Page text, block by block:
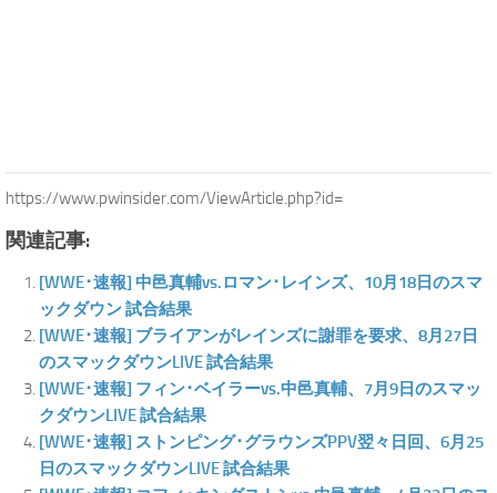
https://www.pwinsider.com/ViewArticle.php?id=
関連記事:
[WWE･速報] 中邑真輔vs.ロマン･レインズ、10月18日のスマ
ックダウン 試合結果
[WWE･速報] ブライアンがレインズに謝罪を要求、8月27日
のスマックダウンLIVE 試合結果
[WWE･速報] フィン･ベイラーvs.中邑真輔、7月9日のスマッ
クダウンLIVE 試合結果
[WWE･速報] ストンピング･グラウンズPPV翌々日回、6月25
日のスマックダウンLIVE 試合結果